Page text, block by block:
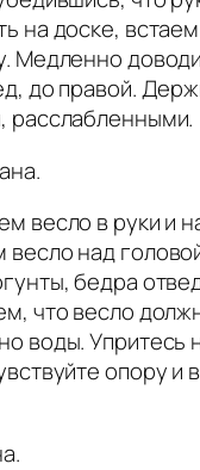
на доске,
Медленно
до правой.
расслабленными.
весло в руки и
над
бедра
что весло
воды. Упритесь
опору и